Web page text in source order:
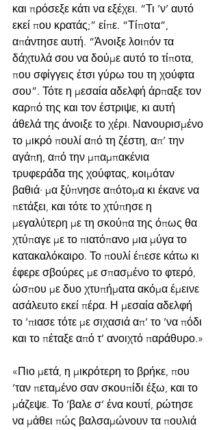
και πρόσεξε κάτι να εξέχει. “Τι ’ν’ αυτό
εκεί που κρατάς;” είπε. “Τίποτα”,
απάντησε αυτή. “Άνοιξε λοιπόν τα
δάχτυλά σου να δούμε αυτό το τίποτα,
που σφίγγεις έτσι γύρω του τη χούφτα
σου”. Τότε η μεσαία αδελφή άρπαξε τον
καρπό της και τον έστριψε, κι αυτή
άθελά της άνοιξε το χέρι. Νανουρισμένο
το μικρό πουλί από τη ζέστη, απ’ την
αγάπη, από την μπαμπακένια
τρυφεράδα της χούφτας, κοιμόταν
βαθιά· μα ξύπνησε απότομα κι έκανε να
πετάξει, και τότε το χτύπησε η
μεγαλύτερη με τη σκούπα της όπως θα
χτύπαγε με το πιατόπανο μια μύγα το
κατακαλόκαιρο. Το πουλί έπεσε κάτω κι
έφερε σβούρες με σπασμένο το φτερό,
ώσπου με δυο χτυπήματα ακόμα έμεινε
ασάλευτο εκεί πέρα. Η μεσαία αδελφή
το ’πιασε τότε με σιχασιά απ’ το ’να πόδι
και το πέταξε από τ’ ανοιχτό παράθυρο.»
«Πιο μετά, η μικρότερη το βρήκε, που
’ταν πεταμένο σαν σκουπίδι έξω, και το
μάζεψε. Το ’βαλε σ’ ένα κουτί, ρώτησε
να μάθει πώς βαλσαμώνουν τα πουλιά